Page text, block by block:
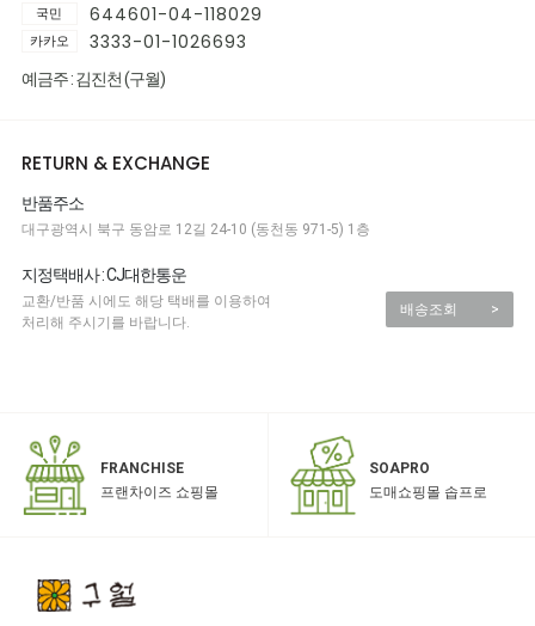
국민 644601-04-118029
카카오 3333-01-1026693
예금주 : 김진천 (구월)
RETURN & EXCHANGE
반품주소
대구광역시 북구 동암로 12길 24-10 (동천동 971-5) 1층
지정택배사 : CJ대한통운
교환/반품 시에도 해당 택배를 이용하여
처리해 주시기를 바랍니다.
배송조회 >
FRANCHISE
프랜차이즈 쇼핑몰
SOAPRO
도매쇼핑몰 솝프로